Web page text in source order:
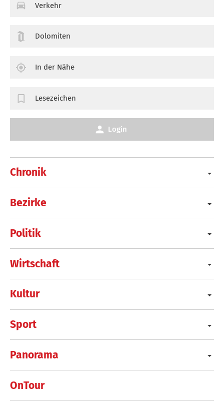
Chronik
Bezirke
Politik
Wirtschaft
Kultur
Sport
Panorama
OnTour
Verkehr
Dolomiten
In der Nähe
Lesezeichen
Login